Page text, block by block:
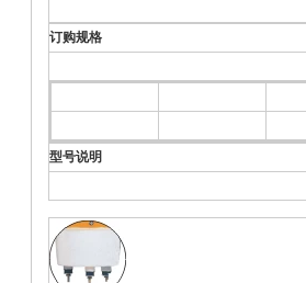
订购规格
型号说明